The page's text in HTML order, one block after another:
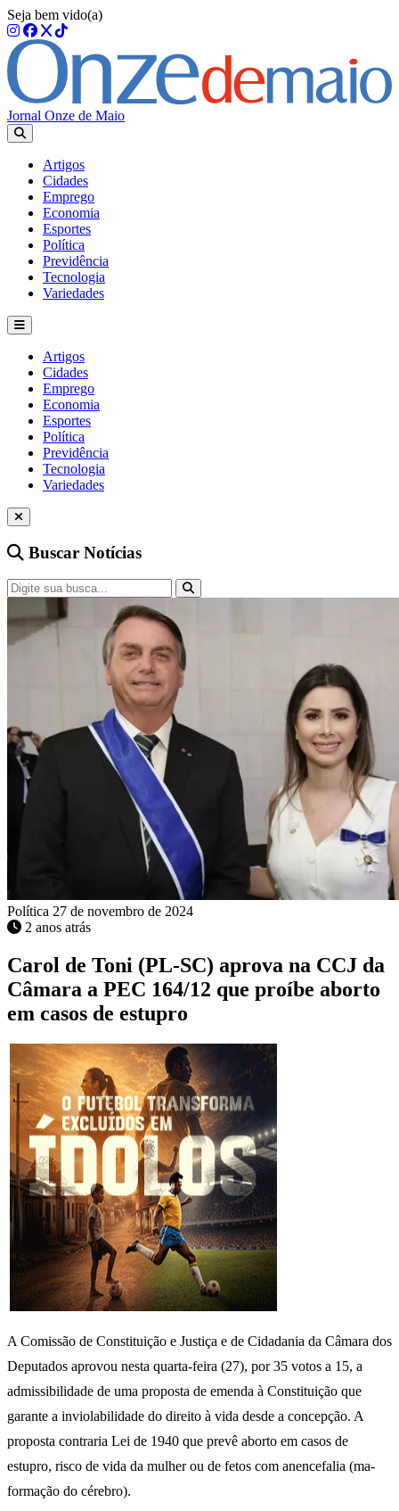
Seja bem vido(a)
Jornal Onze de Maio
Artigos
Cidades
Emprego
Economia
Esportes
Política
Previdência
Tecnologia
Variedades
Artigos
Cidades
Emprego
Economia
Esportes
Política
Previdência
Tecnologia
Variedades
Buscar Notícias
Política 27 de novembro de 2024
2 anos atrás
Carol de Toni (PL-SC) aprova na CCJ da
Câmara a PEC 164/12 que proíbe aborto
em casos de estupro
A Comissão de Constituição e Justiça e de Cidadania da Câmara dos
Deputados aprovou nesta quarta-feira (27), por 35 votos a 15, a
admissibilidade de uma proposta de emenda à Constituição que
garante a inviolabilidade do direito à vida desde a concepção. A
proposta contraria Lei de 1940 que prevê aborto em casos de
estupro, risco de vida da mulher ou de fetos com anencefalia (ma-
formação do cérebro).